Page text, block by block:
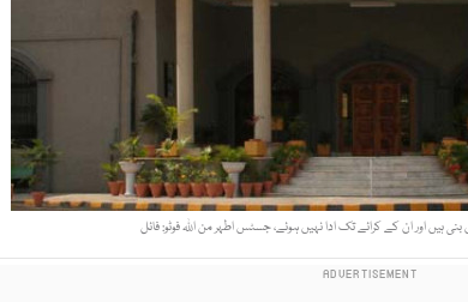
ہیں اور ان کے کرائے تک ادا نہیں ہوئے، جسٹس اطہر من اللہ فوٹو: فائل